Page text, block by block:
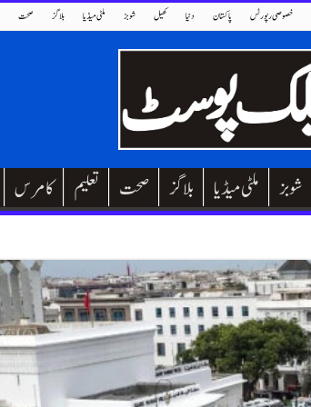
صحت بلاگز ملٹی میڈیا شوبز کھیل دنیا پاکستان خصوصی رپورٹس
کامرس تعلیم صحت بلاگز ملٹی میڈیا شوبز